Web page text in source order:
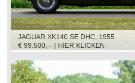
JAGUAR XK140 SE DHC, 1955
€ 99.500,-- | HIER KLICKEN